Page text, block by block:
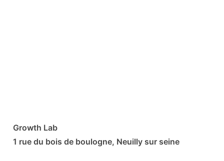
Growth Lab
1 rue du bois de boulogne, Neuilly sur seine